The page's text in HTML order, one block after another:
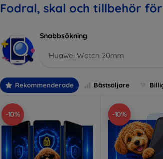
Fodral, skal och tillbehör
Snabbsökning
Huawei Watch 20mm
Rekommenderade Bästsäljare
-10% -10%